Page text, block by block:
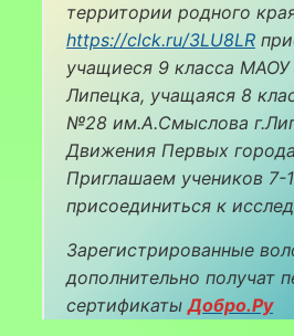
территории родного
https://clck.ru/3LU8LR
учащиеся 9 класса
Липецка, учащаяся 8
№28 им.А.Смыслова
Движения Первых
Приглашаем учеников 7-
присоединиться к
Зарегистрированные
дополнительно получат
сертификатыДобро.Ру